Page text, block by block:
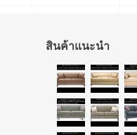
สินค้าแนะนำ